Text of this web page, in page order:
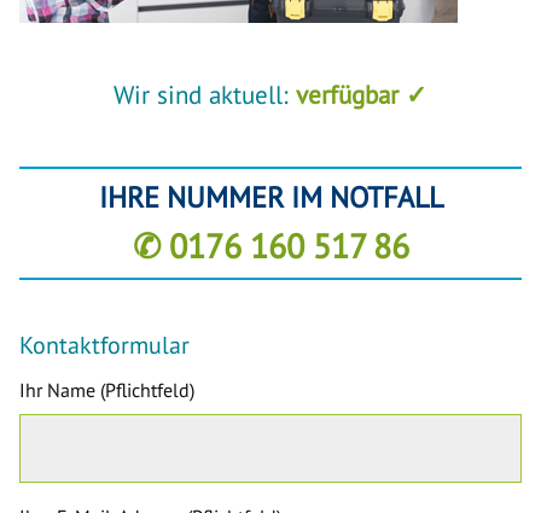
Wir sind aktuell: verfügbar ✓
IHRE NUMMER IM NOTFALL
✆ 0176 160 517 86
Kontaktformular
Ihr Name (Pflichtfeld)